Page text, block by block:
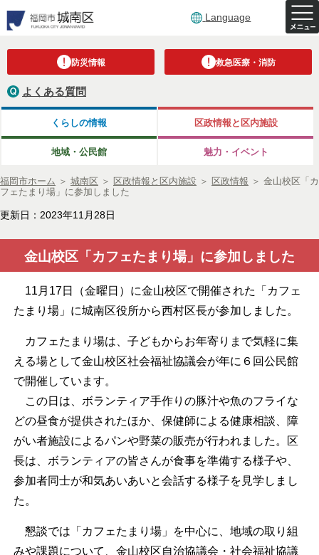
Language
防災情報 救急医療・消防
よくある質問
くらしの情報 区政情報と区内施設
地域・公民館 魅力・イベント
福岡市ホーム ＞ 城南区 ＞ 区政情報と区内施設 ＞ 区政情報 ＞ 金山校区「カ
フェたまり場」に参加しました
更新日：2023年11月28日
金山校区「カフェたまり場」に参加しました
11月 17日（金曜日）に金山校区で開催された「カフェ
たまり場」に城南区役所から西村区長が参加しました。
カフェたまり場は、子どもからお年寄りまで気軽に集
える場として金山校区社会福祉協議会が年に６回公民館
で開催しています。
この日は、ボランティア手作りの豚汁や魚のフライな
どの昼食が提供されたほか、保健師による健康相談、障
がい者施設によるパンや野菜の販売が行われました。区
長は、ボランティアの皆さんが食事を準備する様子や、
参加者同士が和気あいあいと会話する様子を見学しまし
た。
懇談では「カフェたまり場」を中心に、地域の取り組
みや課題について、金山校区自治協議会・社会福祉協議